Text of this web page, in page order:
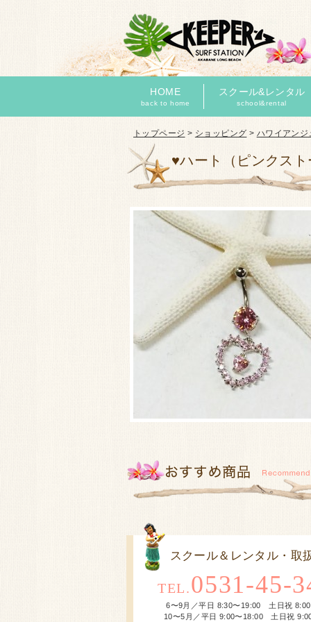
HOME
back to home
スクール&レンタル
school&rental
トップページ > ショッピング > ハワイアンジ
♥ハート（ピンクス
スクール＆レンタル・取
TEL.0531-45-
6〜9月／平日 8:30〜19:00 土日祝
10〜5月／平日 9:00〜18:00 土日祝